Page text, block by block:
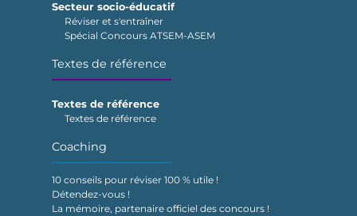
Secteur socio-éducatif
Réviser et s'entraîner
Spécial Concours ATSEM-ASEM
Textes de référence
Textes de référence
Textes de référence
Coaching
10 conseils pour réviser 100 % utile !
Détendez-vous !
La mémoire, partenaire officiel des concours !